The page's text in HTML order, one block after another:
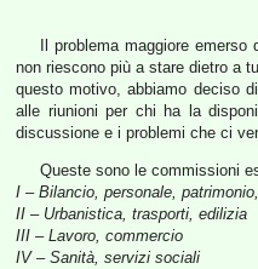
Il problema maggiore
non riescono più a stare dietro a
questo motivo, abbiamo deciso
alle riunioni per chi ha la
discussione e i problemi che ci
Queste sono le commissioni
I – Bilancio, personale,
II – Urbanistica, trasporti, edilizia
III – Lavoro, commercio
IV – Sanità, servizi sociali